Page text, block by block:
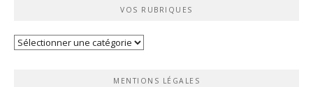
VOS RUBRIQUES
Vos
MENTIONS LÉGALES